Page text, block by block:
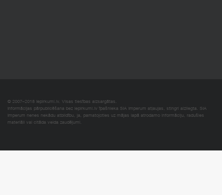
© 2007–2018 Iepirkumi.lv. Visas tiesības aizsargātas.
Informācijas pārpublicēšana bez iepirkumi.lv īpašnieka SIA Imperum atļaujas, stingri aizliegta. SIA
Imperum nenes nekādu atbildību, ja, pamatojoties uz mājas lapā atrodamo informāciju, radušies
materiāli vai citāda veida zaudējumi.